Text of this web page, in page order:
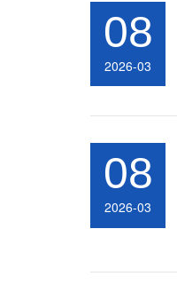
08
2026-03
08
2026-03